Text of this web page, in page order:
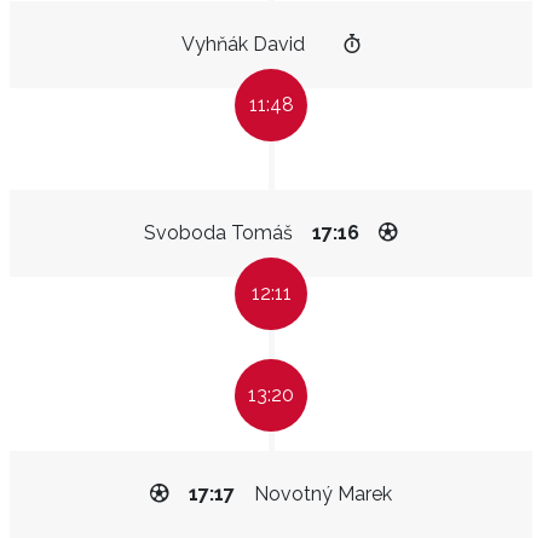
Vyhňák David
11:48
Svoboda Tomáš 17:16
12:11
13:20
Novotný Marek
17:17